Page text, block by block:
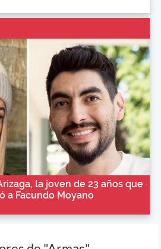
la joven de 23 años que
a Facundo Moyano